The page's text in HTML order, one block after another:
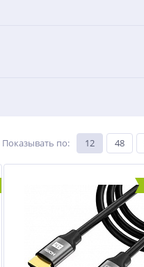
Показывать по: 12 48